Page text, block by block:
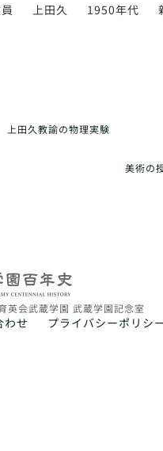
上田久 1950年代
上田久教諭の物理実験
美術の
英会武蔵学園 武蔵学園記念室
わせ プライバシーポリシ